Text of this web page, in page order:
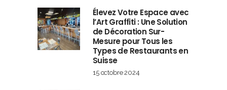
Élevez Votre Espace avec
l’Art Graffiti : Une Solution
de Décoration Sur-
Mesure pour Tous les
Types de Restaurants en
Suisse
15 octobre 2024